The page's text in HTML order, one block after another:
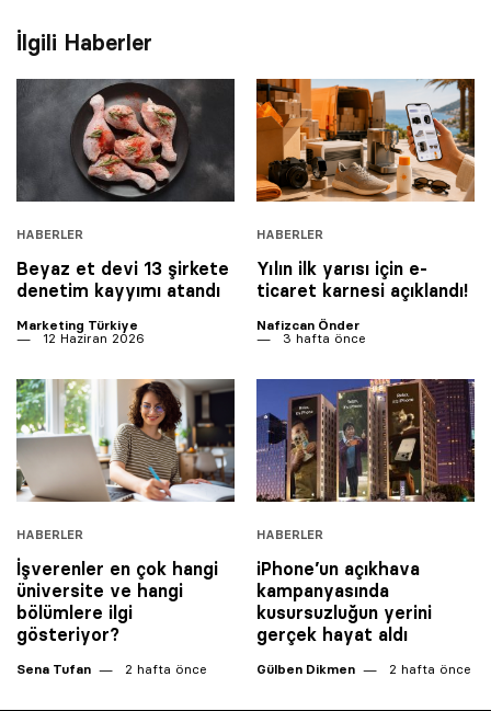
İlgili Haberler
HABERLER
Beyaz et devi 13 şirkete
denetim kayyımı atandı
Marketing Türkiye
12 Haziran 2026
HABERLER
Yılın ilk yarısı için e-
ticaret karnesi açıklandı!
Nafizcan Önder
3 hafta önce
HABERLER
İşverenler en çok hangi
üniversite ve hangi
bölümlere ilgi
gösteriyor?
Sena Tufan 2 hafta önce
HABERLER
iPhone’un açıkhava
kampanyasında
kusursuzluğun yerini
gerçek hayat aldı
Gülben Dikmen 2 hafta önce